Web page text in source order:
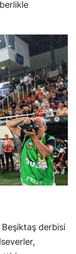
derbisi